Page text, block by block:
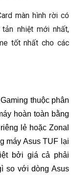
màn hình rời có
tản nhiệtmới nhất,
tốt nhất cho các
thuộc phân
hoàn toàn bằng
lẻ hoặc Zonal
máy Asus TUF lại
bởi giá cả phải
so với dòng Asus